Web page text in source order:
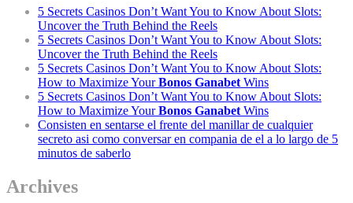
5 Secrets Casinos Don’t Want You to Know About Slots:
Uncover the Truth Behind the Reels
5 Secrets Casinos Don’t Want You to Know About Slots:
Uncover the Truth Behind the Reels
5 Secrets Casinos Don’t Want You to Know About Slots:
How to Maximize YourBonos Ganabet Wins
5 Secrets Casinos Don’t Want You to Know About Slots:
How to Maximize YourBonos Ganabet Wins
Consisten en sentarse el frente del manillar de cualquier
secreto asi como conversar en compania de el a lo largo de 5
minutos de saberlo
Archives